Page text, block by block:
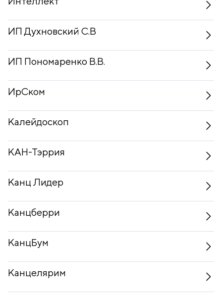
ИП Духновский С.В
ИП Пономаренко В.В.
ИрСком
Калейдоскоп
КАН-Тэррия
Канц Лидер
Канцберри
КанцБум
Канцелярим